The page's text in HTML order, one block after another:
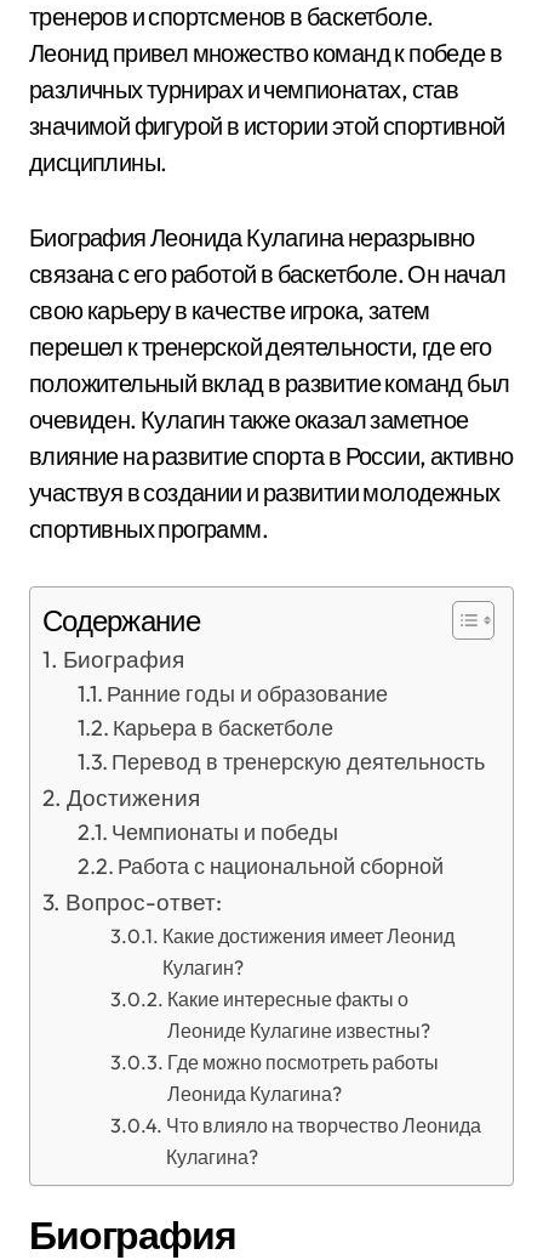
тренеров и спортсменов в баскетболе.
Леонид привел множество команд к победе в
различных турнирах и чемпионатах, став
значимой фигурой в истории этой спортивной
дисциплины.
Биография Леонида Кулагина неразрывно
связана с его работой в баскетболе. Он начал
свою карьеру в качестве игрока, затем
перешел к тренерской деятельности, где его
положительный вклад в развитие команд был
очевиден. Кулагин также оказал заметное
влияние на развитие спорта в России, активно
участвуя в создании и развитии молодежных
спортивных программ.
Содержание
Биография
Ранние годы и образование
Карьера в баскетболе
Перевод в тренерскую деятельность
Достижения
Чемпионаты и победы
Работа с национальной сборной
Вопрос-ответ:
Какие достижения имеет Леонид
Кулагин?
Какие интересные факты о
Леониде Кулагине известны?
Где можно посмотреть работы
Леонида Кулагина?
Что влияло на творчество Леонида
Кулагина?
Биография